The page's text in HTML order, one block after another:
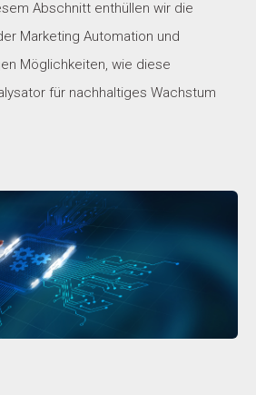
Abschnitt enthüllen wir die
Marketing Automation und
Möglichkeiten, wie diese
für nachhaltiges Wachstum